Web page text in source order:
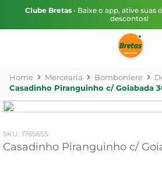
Clube Bretas • Baixe o app, ative suas
descontos!
Mercearia Bomboniere
Casadinho Piranguinho c/ Goiabada
: 1765655
Casadinho Piranguinho c/